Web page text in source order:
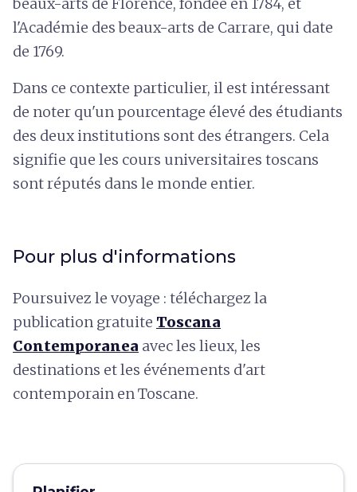
l'Académie des beaux-arts de Carrare, qui date
de 1769.
Dans ce contexte particulier, il est intéressant
de noter qu'un pourcentage élevé des étudiants
des deux institutions sont des étrangers. Cela
signifie que les cours universitaires toscans
sont réputés dans le monde entier.
Pour plus d'informations
Poursuivez le voyage : téléchargez la
publication gratuite Toscana
Contemporanea avec les lieux, les
destinations et les événements d'art
contemporain en Toscane.